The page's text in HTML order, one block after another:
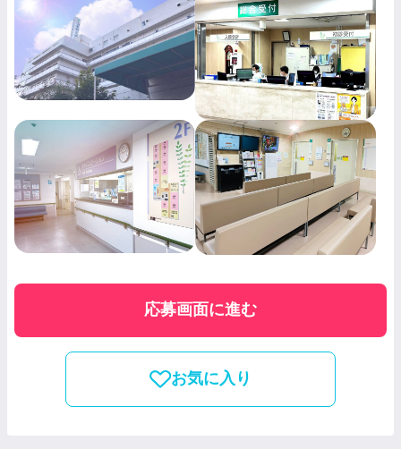
応募画面に進む
お気に入り